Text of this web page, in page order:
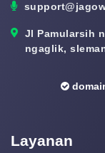
Jl Pamularsih
ngaglik,
Layanan